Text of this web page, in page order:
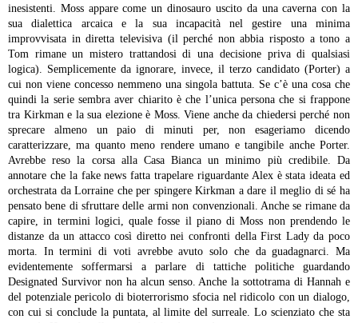
inesistenti. Moss appare come un dinosauro uscito da una caverna con la
sua dialettica arcaica e la sua incapacità nel gestire una minima
improvvisata in diretta televisiva (il perché non abbia risposto a tono a
Tom rimane un mistero trattandosi di una decisione priva di qualsiasi
logica). Semplicemente da ignorare, invece, il terzo candidato (Porter) a
cui non viene concesso nemmeno una singola battuta. Se c’è una cosa che
quindi la serie sembra aver chiarito è che l’unica persona che si frappone
tra Kirkman e la sua elezione è Moss. Viene anche da chiedersi perché non
sprecare almeno un paio di minuti per, non esageriamo dicendo
caratterizzare, ma quanto meno rendere umano e tangibile anche Porter.
Avrebbe reso la corsa alla Casa Bianca un minimo più credibile.
Da
annotare che la fake news fatta trapelare riguardante Alex è stata ideata ed
orchestrata da Lorraine che per spingere Kirkman a dare il meglio di sé ha
pensato bene di sfruttare delle armi non convenzionali. Anche se rimane da
capire, in termini logici, quale fosse il piano di Moss non prendendo le
distanze da un attacco così diretto nei confronti della First Lady da poco
morta. In termini di voti avrebbe avuto solo che da guadagnarci. Ma
evidentemente soffermarsi a parlare di tattiche politiche guardando
Designated Survivor non ha alcun senso. Anche la sottotrama di Hannah e
del potenziale pericolo di bioterrorismo sfocia nel ridicolo con un dialogo,
con cui si conclude la puntata, al limite del surreale. Lo scienziato che sta